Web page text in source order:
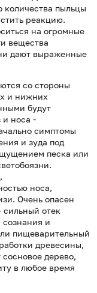
количества пыльцы
реакцию.
на огромные
вещества
дают выраженные
со стороны
и нижних
будут
и носа -
симптомы
и зуда под
песка или
носа,
Очень опасен
сильный отек
сознания и
пищеварительный
древесины,
дерево,
в любое время